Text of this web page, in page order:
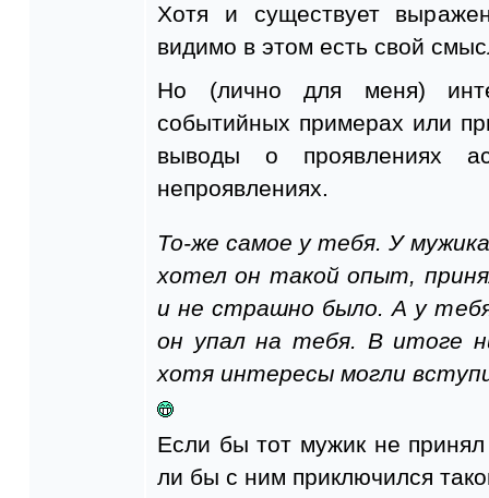
Хотя и существует
видимо в этом есть свой
Но (лично для меня)
событийных примерах или
выводы о проявлениях
непроявлениях.
То-же самое у тебя. У
хотел он такой опыт,
и не страшно было. А у
он упал на тебя. В итоге
хотя интересы могли
Если бы тот мужик не принял
ли бы с ним приключился